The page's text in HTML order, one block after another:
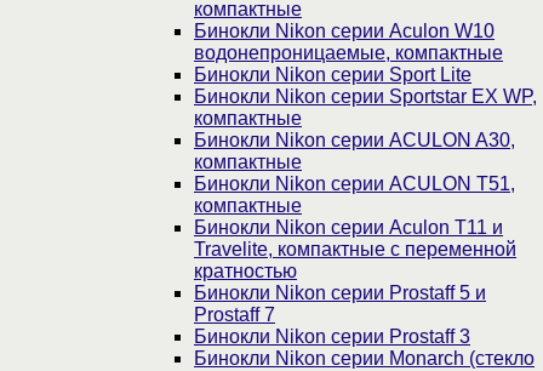
компактные
Бинокли Nikon серии Aculon W10
водонепроницаемые, компактные
Бинокли Nikon серии Sport Lite
Бинокли Nikon серии Sportstar EX WP,
компактные
Бинокли Nikon серии ACULON A30,
компактные
Бинокли Nikon серии ACULON Т51,
компактные
Бинокли Nikon серии Aculon T11 и
Travelite, компактные с переменной
кратностью
Бинокли Nikon серии Prostaff 5 и
Prostaff 7
Бинокли Nikon серии Prostaff 3
Бинокли Nikon серии Monarch (стекло